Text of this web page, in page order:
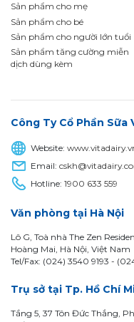
Sản phẩm cho mẹ
Sản phẩm cho bé
Sản phẩm cho người lớn tuổi
Sản phẩm tăng cường miễn
dịch dùng kèm
Công Ty Cổ Phần Sữa
Website:
Email:
Hotline:1900 633 559
Văn phòng tại Hà Nội
Lô G, Toà nhà The Zen
Hoàng Mai, Hà Nội, Việt Nam
Tel/Fax: (024) 3540 9193 -
Trụ sở tại Tp. Hồ Chí
Tầng 5, 37 Tôn Đức Thắng,